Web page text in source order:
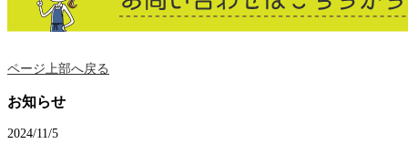
ページ上部へ戻る
お知らせ
2024/11/5